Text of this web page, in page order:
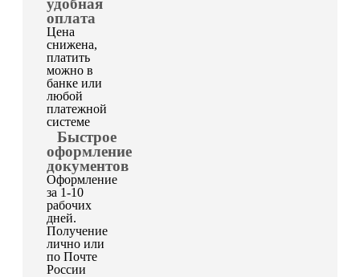
оплата
Цена
снижена,
платить
можно в
банке или
любой
платежной
системе
Быстрое
оформление
документов
Оформление
за 1-10
рабочих
дней.
Получение
лично или
по Почте
России